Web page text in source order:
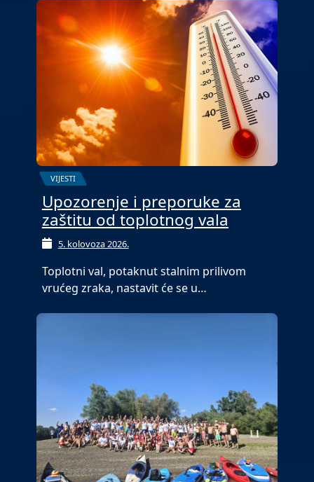
VIJESTI
Upozorenje i preporuke za
zaštitu od toplotnog vala
5. kolovoza 2026.
Toplotni val, potaknut stalnim prilivom
vrućeg zraka, nastavit će se u…